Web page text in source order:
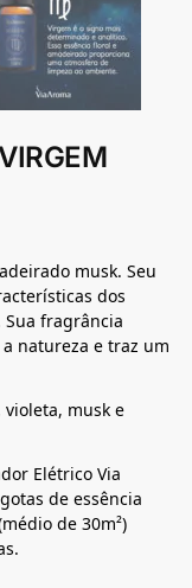
musk. Seu
dos
fragrância
natureza e traz um
musk e
Elétrico Via
de essência
de 30m²)